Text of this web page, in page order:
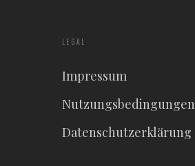
LEGAL
Impressum
Nutzungsbedingungen
Datenschutzerklärung